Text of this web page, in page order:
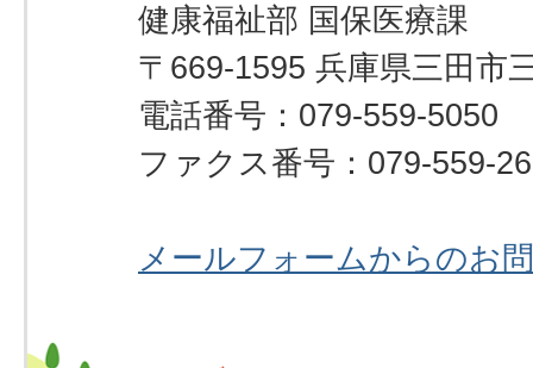
健康福祉部 国保医療課
〒669-1595 兵庫県三田市
電話番号：079-559-5050
ファクス番号：079-559-
メールフォームからのお